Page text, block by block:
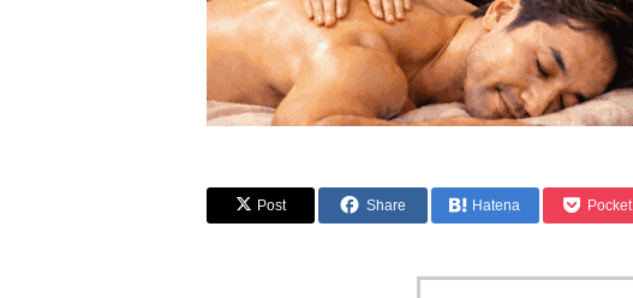
Post Share Hatena Pocket